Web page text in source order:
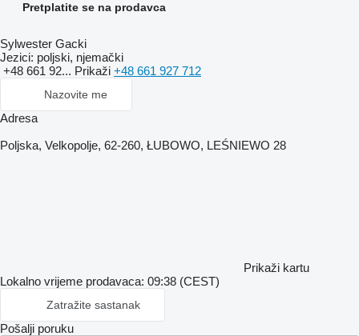
Pretplatite se na prodavca
Sylwester Gacki
Jezici: poljski, njemački
+48 661 92... Prikaži +48 661 927 712
Nazovite me
Adresa
Poljska, Velkopolje, 62-260, ŁUBOWO, LEŚNIEWO 28
Prikaži kartu
Lokalno vrijeme prodavaca: 09:38 (CEST)
Zatražite sastanak
Pošalji poruku